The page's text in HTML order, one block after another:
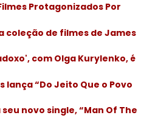
Protagonizados Por
coleção de filmes de James
com Olga Kurylenko, é
lança “Do Jeito Que o Povo
novo single, “Man Of The